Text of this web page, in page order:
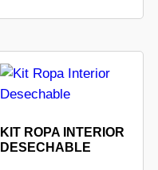
KIT ROPA INTERIOR
DESECHABLE